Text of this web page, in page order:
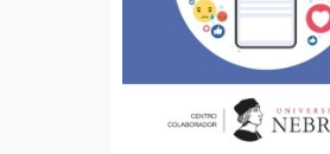
Sin requisitos de acceso
Doble titulación
Compra segura